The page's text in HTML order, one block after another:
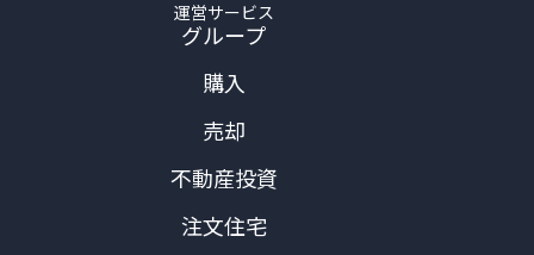
運営サービス
グループ
購入
売却
不動産投資
注文住宅